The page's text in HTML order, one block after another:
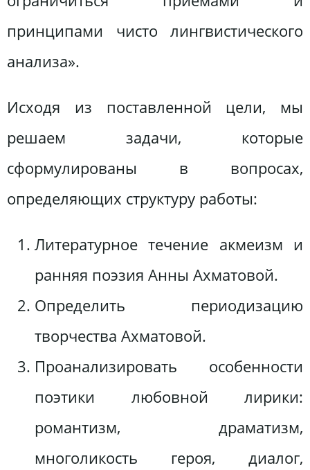
принципами чисто лингвистического
анализа».
Исходя из поставленной цели, мы
решаем задачи, которые
сформулированы в вопросах,
определяющих структуру работы:
Литературное течение акмеизм и
ранняя поэзия Анны Ахматовой.
Определить периодизацию
творчества Ахматовой.
Проанализировать особенности
поэтики любовной лирики:
романтизм, драматизм,
многоликость героя, диалог,